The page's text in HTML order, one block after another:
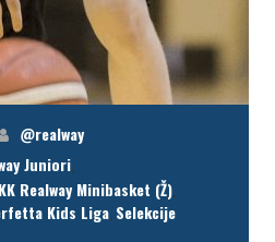
@realway
Juniori
KK Realway Minibasket (Ž)
Kids Liga Selekcije